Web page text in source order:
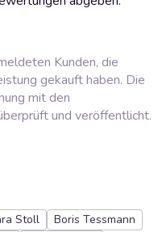
Kunden, die
gekauft haben. Die
mit den
und veröffentlicht.
Stoll
Boris Tessmann